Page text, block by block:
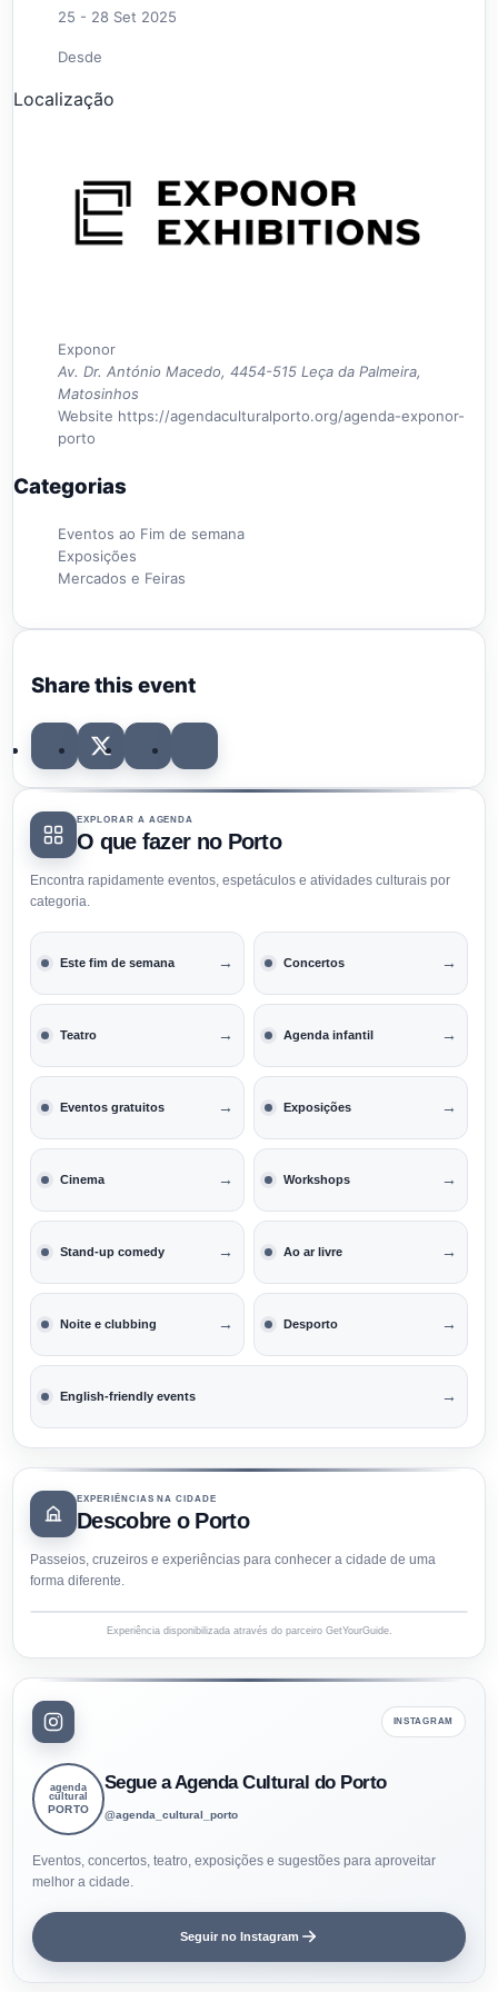
25 - 28 Set 2025
Desde
Localização
Exponor
Av. Dr. António Macedo, 4454-515 Leça da Palmeira,
Matosinhos
Website https://agendaculturalporto.org/agenda-exponor-
porto
Categorias
Eventos ao Fim de semana
Exposições
Mercados e Feiras
Share this event
EXPLORAR A AGENDA
O que fazer no Porto
Encontra rapidamente eventos, espetáculos e atividades culturais por
categoria.
Este fim de semana → Concertos →
Teatro → Agenda infantil →
Eventos gratuitos → Exposições →
Cinema → Workshops →
Stand-up comedy → Ao ar livre →
Noite e clubbing → Desporto →
English-friendly events →
EXPERIÊNCIAS NA CIDADE
Descobre o Porto
Passeios, cruzeiros e experiências para conhecer a cidade de uma
forma diferente.
Experiência disponibilizada através do parceiro GetYourGuide.
INSTAGRAM
agenda
cultural
PORTO
Segue a Agenda Cultural do Porto
@agenda_cultural_porto
Eventos, concertos, teatro, exposições e sugestões para aproveitar
melhor a cidade.
Seguir no Instagram